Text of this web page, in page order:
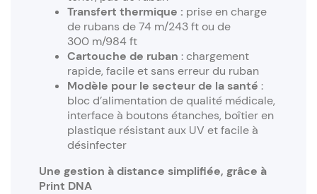
Transfert thermique : prise en charge
de rubans de 74 m/243 ft ou de
300 m/984 ft
Cartouche de ruban : chargement
rapide, facile et sans erreur du ruban
Modèle pour le secteur de la santé :
bloc d’alimentation de qualité médicale,
interface à boutons étanches, boîtier en
plastique résistant aux UV et facile à
désinfecter
Une gestion à distance simplifiée, grâce à
Print DNA